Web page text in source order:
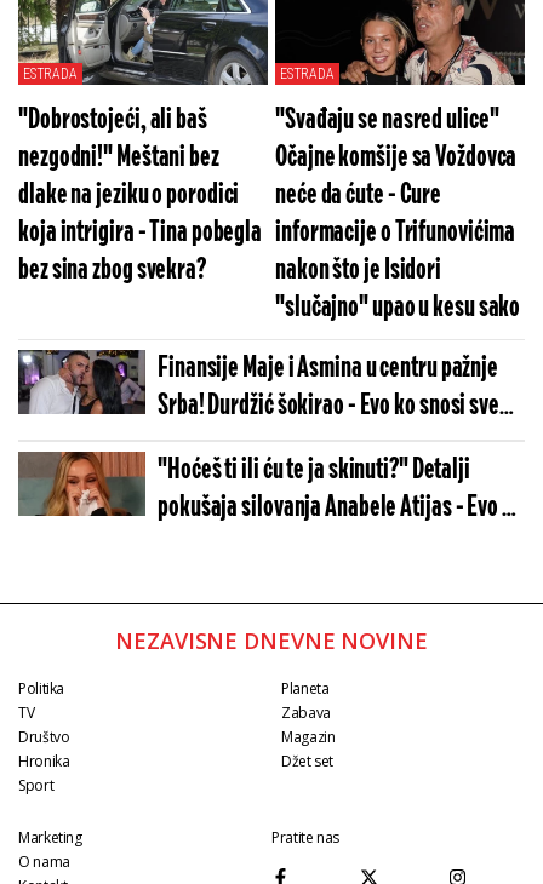
fotografije venčanja Stankovića
ESTRADA
"Dobrostojeći, ali baš
nezgodni!" Meštani bez
dlake na jeziku o porodici
koja intrigira - Tina pobegla
bez sina zbog svekra?
ESTRADA
"Svađaju se nasred ulice"
Očajne komšije sa Voždovca
neće da ćute - Cure
informacije o Trifunovićima
nakon što je Isidori
"slučajno" upao u kesu sako
Finansije Maje i Asmina u centru pažnje
Srba! Durdžić šokirao - Evo ko snosi sve
troškove
"Hoćeš ti ili ću te ja skinuti?" Detalji
pokušaja silovanja Anabele Atijas - Evo ko
NEZAVISNE DNEVNE NOVINE
Politika
TV
Društvo
Hronika
Sport
Planeta
Zabava
Magazin
Džet set
Marketing
O nama
Pratite nas